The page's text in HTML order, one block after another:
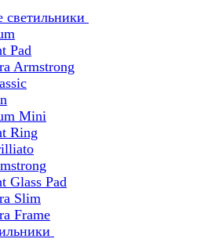
Pad
Armstrong
Mini
Ring
Glass Pad
Slim
Frame